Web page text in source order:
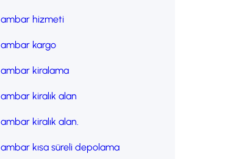
ambar hizmeti
ambar kargo
ambar kiralama
ambar kiralık alan
ambar kiralık alan.
ambar kısa süreli depolama